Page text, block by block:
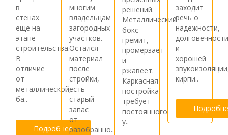
в
стенах
еще на
этапе
строительства.
В
отличие
от
металлической,
ба..
Подробнее
многим
владельцам
загородных
участков.
Остался
материал
после
стройки,
есть
старый
запас
от
разобранно..
решений.
Металлический
бокс
гремит,
промерзает
и
ржавеет.
Каркасная
постройка
требует
постоянного
у..
заходит
речь о
надежности,
долговечности
и
хорошей
кирпи..